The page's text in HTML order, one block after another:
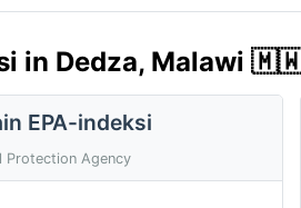
in Dedza, Malawi
EPA-indeksi
Protection Agency